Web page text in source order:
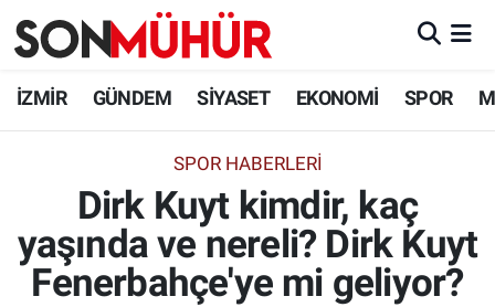
İZMİR GÜNDEM SİYASET EKONOMİ SPOR
SPOR HABERLERI
Dirk Kuyt kimdir, kaç
yaşında ve nereli? Dirk Kuyt
Fenerbahçe'ye mi geliyor?
İzmir Nöbetçi Eczaneler
İzmir Namaz Vakitleri
İzmir Trafik Yoğunluk Haritası